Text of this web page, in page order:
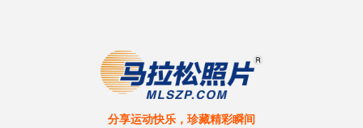
分享运动快乐，珍藏精彩瞬间